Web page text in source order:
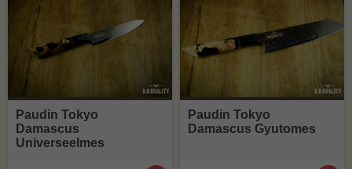
Paudin Tokyo
Damascus
Universeelmes
Paudin Tokyo
Damascus Gyutomes